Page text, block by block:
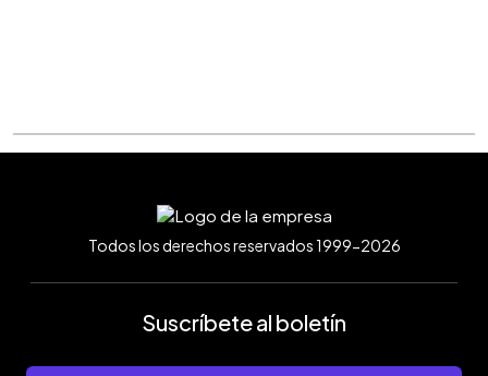
Todos los derechos reservados 1999-2026
Suscríbete al boletín